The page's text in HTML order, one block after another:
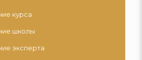
курса
школы
эксперта